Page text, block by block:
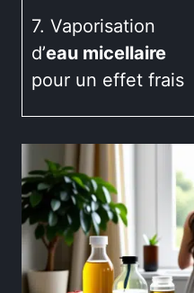
7. Vaporisation
d’eau micellaire
pour un effet frais